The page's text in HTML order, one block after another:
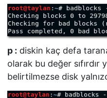
p : diskin kaç defa
olarak bu değer sıfırdır
belirtilmezse disk